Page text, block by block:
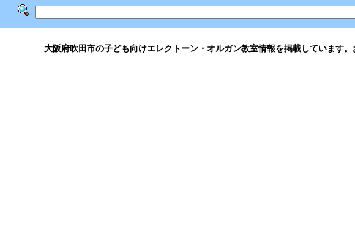
大阪府吹田市の子ども向けエレクトーン・オルガン教室情報を掲載しています